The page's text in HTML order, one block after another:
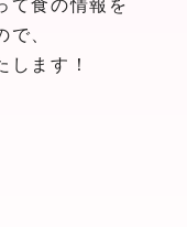
て食の情報を
で、
します！